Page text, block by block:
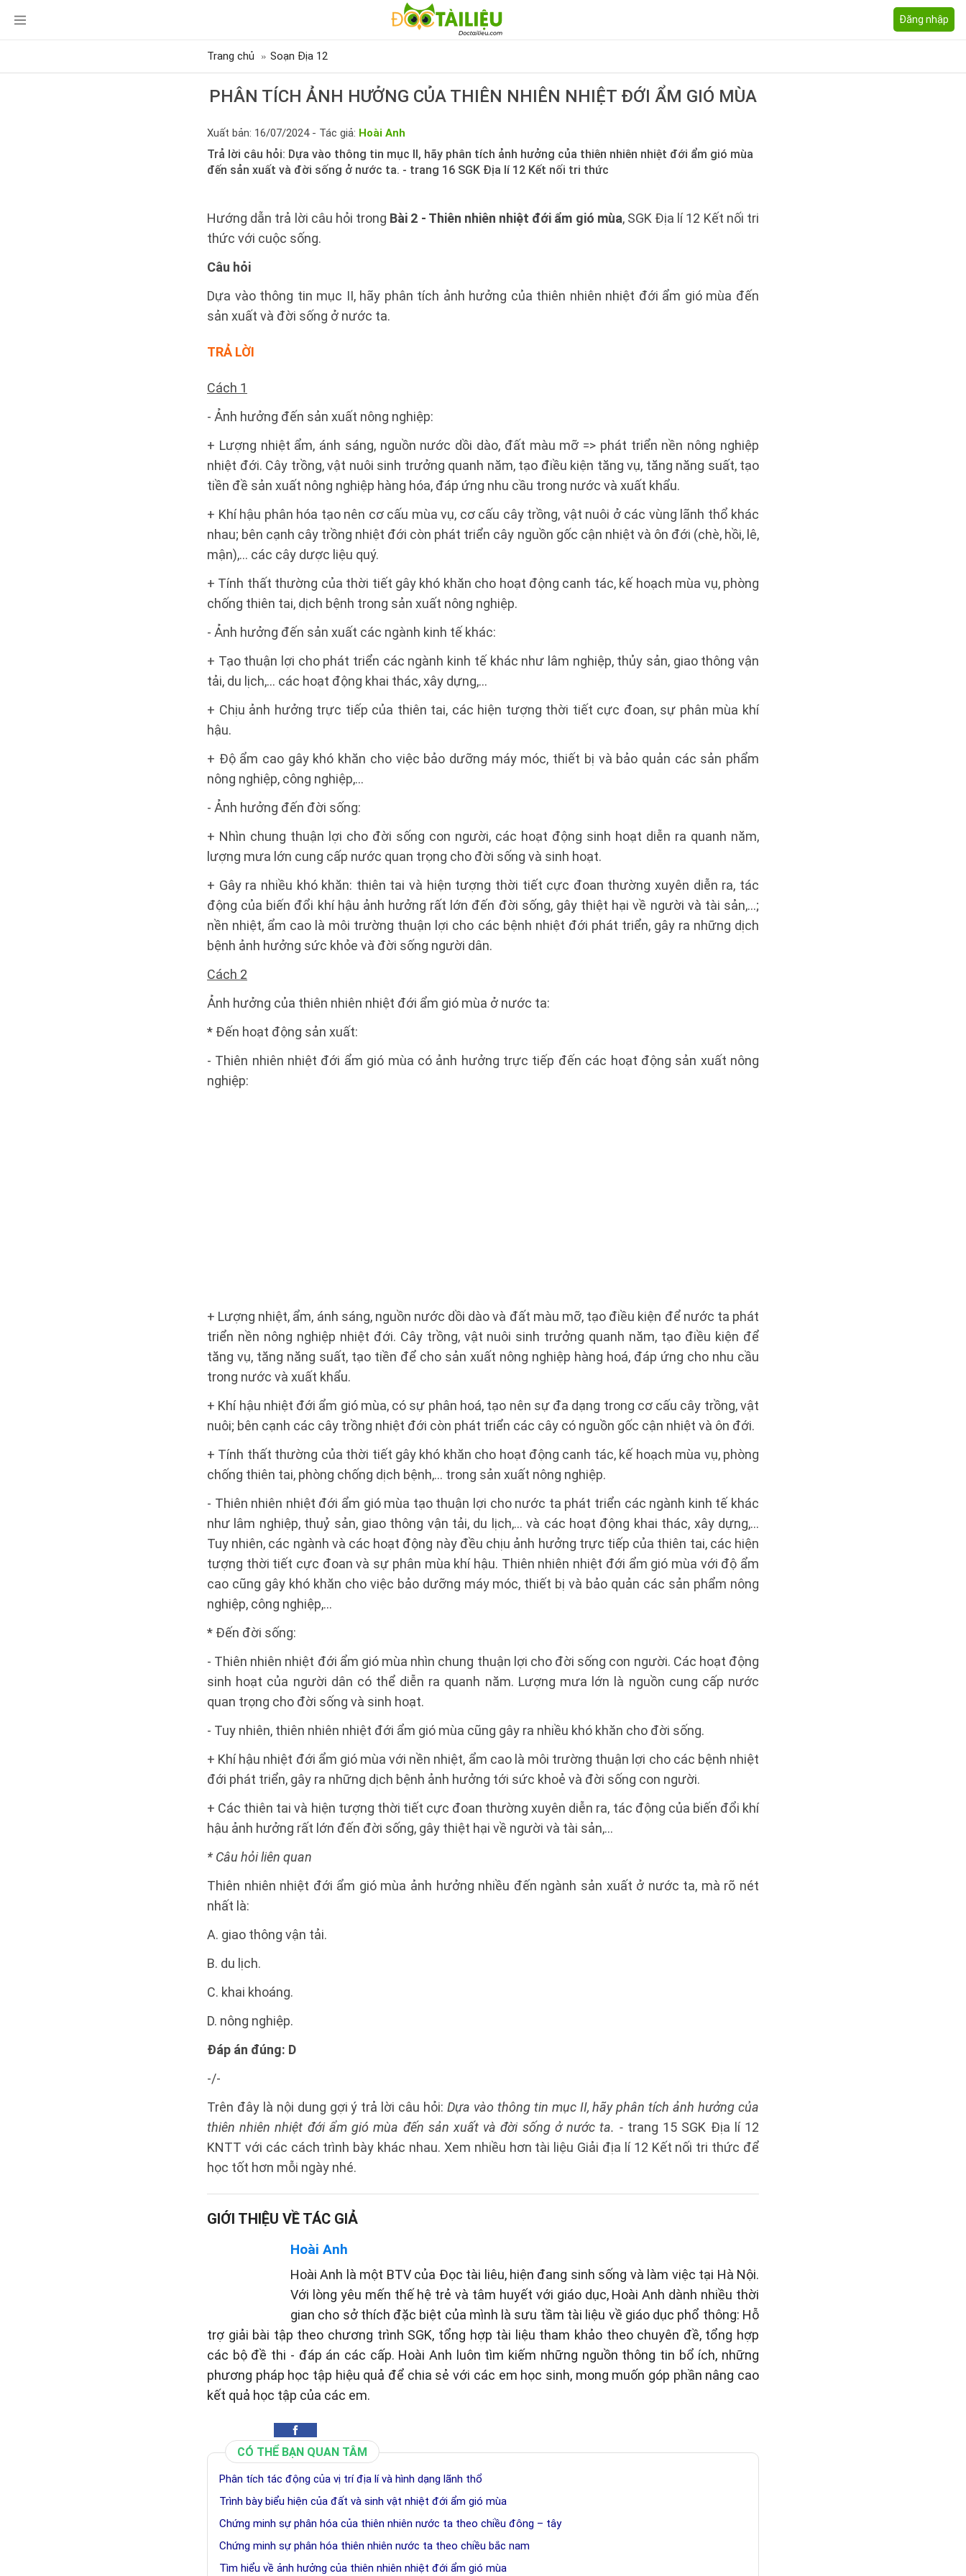
Đăng nhập
Trang chủ Soạn Địa 12
PHÂN TÍCH ẢNH HƯỞNG CỦA THIÊN NHIÊN NHIỆT ĐỚI ẨM GIÓ MÙA
Xuất bản: 16/07/2024 - Tác giả: Hoài Anh
Trả lời câu hỏi: Dựa vào thông tin mục II, hãy phân tích ảnh hưởng của thiên nhiên nhiệt đới ẩm gió mùa
đến sản xuất và đời sống ở nước ta. - trang 16 SGK Địa lí 12 Kết nối tri thức
Hướng dẫn trả lời câu hỏi trong Bài 2 - Thiên nhiên nhiệt đới ẩm gió mùa, SGK Địa lí 12 Kết nối tri
thức với cuộc sống.
Câu hỏi
Dựa vào thông tin mục II, hãy phân tích ảnh hưởng của thiên nhiên nhiệt đới ẩm gió mùa đến
sản xuất và đời sống ở nước ta.
TRẢ LỜI
Cách 1
- Ảnh hưởng đến sản xuất nông nghiệp:
+ Lượng nhiệt ẩm, ánh sáng, nguồn nước dồi dào, đất màu mỡ => phát triển nền nông nghiệp
nhiệt đới. Cây trồng, vật nuôi sinh trưởng quanh năm, tạo điều kiện tăng vụ, tăng năng suất, tạo
tiền đề sản xuất nông nghiệp hàng hóa, đáp ứng nhu cầu trong nước và xuất khẩu.
+ Khí hậu phân hóa tạo nên cơ cấu mùa vụ, cơ cấu cây trồng, vật nuôi ở các vùng lãnh thổ khác
nhau; bên cạnh cây trồng nhiệt đới còn phát triển cây nguồn gốc cận nhiệt và ôn đới (chè, hồi, lê,
mận),… các cây dược liệu quý.
+ Tính thất thường của thời tiết gây khó khăn cho hoạt động canh tác, kế hoạch mùa vụ, phòng
chống thiên tai, dịch bệnh trong sản xuất nông nghiệp.
- Ảnh hưởng đến sản xuất các ngành kinh tế khác:
+ Tạo thuận lợi cho phát triển các ngành kinh tế khác như lâm nghiệp, thủy sản, giao thông vận
tải, du lịch,… các hoạt động khai thác, xây dựng,…
+ Chịu ảnh hưởng trực tiếp của thiên tai, các hiện tượng thời tiết cực đoan, sự phân mùa khí
hậu.
+ Độ ẩm cao gây khó khăn cho việc bảo dưỡng máy móc, thiết bị và bảo quản các sản phẩm
nông nghiệp, công nghiệp,…
- Ảnh hưởng đến đời sống:
+ Nhìn chung thuận lợi cho đời sống con người, các hoạt động sinh hoạt diễn ra quanh năm,
lượng mưa lớn cung cấp nước quan trọng cho đời sống và sinh hoạt.
+ Gây ra nhiều khó khăn: thiên tai và hiện tượng thời tiết cực đoan thường xuyên diễn ra, tác
động của biến đổi khí hậu ảnh hưởng rất lớn đến đời sống, gây thiệt hại về người và tài sản,…;
nền nhiệt, ẩm cao là môi trường thuận lợi cho các bệnh nhiệt đới phát triển, gây ra những dịch
bệnh ảnh hưởng sức khỏe và đời sống người dân.
Cách 2
Ảnh hưởng của thiên nhiên nhiệt đới ẩm gió mùa ở nước ta:
* Đến hoạt động sản xuất:
- Thiên nhiên nhiệt đới ẩm gió mùa có ảnh hưởng trực tiếp đến các hoạt động sản xuất nông
nghiệp:
+ Lượng nhiệt, ẩm, ánh sáng, nguồn nước dồi dào và đất màu mỡ, tạo điều kiện để nước ta phát
triển nền nông nghiệp nhiệt đới. Cây trồng, vật nuôi sinh trưởng quanh năm, tạo điều kiện để
tăng vụ, tăng năng suất, tạo tiền để cho sản xuất nông nghiệp hàng hoá, đáp ứng cho nhu cầu
trong nước và xuất khẩu.
+ Khí hậu nhiệt đới ẩm gió mùa, có sự phân hoá, tạo nên sự đa dạng trong cơ cấu cây trồng, vật
nuôi; bên cạnh các cây trồng nhiệt đới còn phát triển các cây có nguồn gốc cận nhiệt và ôn đới.
+ Tính thất thường của thời tiết gây khó khăn cho hoạt động canh tác, kế hoạch mùa vụ, phòng
chống thiên tai, phòng chống dịch bệnh,... trong sản xuất nông nghiệp.
- Thiên nhiên nhiệt đới ẩm gió mùa tạo thuận lợi cho nước ta phát triển các ngành kinh tế khác
như lâm nghiệp, thuỷ sản, giao thông vận tải, du lịch,... và các hoạt động khai thác, xây dựng,...
Tuy nhiên, các ngành và các hoạt động này đều chịu ảnh hưởng trực tiếp của thiên tai, các hiện
tượng thời tiết cực đoan và sự phân mùa khí hậu. Thiên nhiên nhiệt đới ẩm gió mùa với độ ẩm
cao cũng gây khó khăn cho việc bảo dưỡng máy móc, thiết bị và bảo quản các sản phẩm nông
nghiệp, công nghiệp,...
* Đến đời sống:
- Thiên nhiên nhiệt đới ẩm gió mùa nhìn chung thuận lợi cho đời sống con người. Các hoạt động
sinh hoạt của người dân có thể diễn ra quanh năm. Lượng mưa lớn là nguồn cung cấp nước
quan trọng cho đời sống và sinh hoạt.
- Tuy nhiên, thiên nhiên nhiệt đới ẩm gió mùa cũng gây ra nhiều khó khăn cho đời sống.
+ Khí hậu nhiệt đới ẩm gió mùa với nền nhiệt, ẩm cao là môi trường thuận lợi cho các bệnh nhiệt
đới phát triển, gây ra những dịch bệnh ảnh hưởng tới sức khoẻ và đời sống con người.
+ Các thiên tai và hiện tượng thời tiết cực đoan thường xuyên diễn ra, tác động của biến đổi khí
hậu ảnh hưởng rất lớn đến đời sống, gây thiệt hại về người và tài sản,…
* Câu hỏi liên quan
Thiên nhiên nhiệt đới ẩm gió mùa ảnh hưởng nhiều đến ngành sản xuất ở nước ta, mà rõ nét
nhất là:
A. giao thông vận tải.
B. du lịch.
C. khai khoáng.
D. nông nghiệp.
Đáp án đúng: D
-/-
Trên đây là nội dung gợi ý trả lời câu hỏi: Dựa vào thông tin mục II, hãy phân tích ảnh hưởng của
thiên nhiên nhiệt đới ẩm gió mùa đến sản xuất và đời sống ở nước ta. - trang 15 SGK Địa lí 12
KNTT với các cách trình bày khác nhau. Xem nhiều hơn tài liệu Giải địa lí 12 Kết nối tri thức để
học tốt hơn mỗi ngày nhé.
GIỚI THIỆU VỀ TÁC GIẢ
Hoài Anh
Hoài Anh là một BTV của Đọc tài liêu, hiện đang sinh sống và làm việc tại Hà Nội.
Với lòng yêu mến thế hệ trẻ và tâm huyết với giáo dục, Hoài Anh dành nhiều thời
gian cho sở thích đặc biệt của mình là sưu tầm tài liệu về giáo dục phổ thông: Hỗ
trợ giải bài tập theo chương trình SGK, tổng hợp tài liệu tham khảo theo chuyên đề, tổng hợp
các bộ đề thi - đáp án các cấp. Hoài Anh luôn tìm kiếm những nguồn thông tin bổ ích, những
phương pháp học tập hiệu quả để chia sẻ với các em học sinh, mong muốn góp phần nâng cao
kết quả học tập của các em.
CÓ THỂ BẠN QUAN TÂM
Phân tích tác động của vị trí địa lí và hình dạng lãnh thổ
Trình bày biểu hiện của đất và sinh vật nhiệt đới ẩm gió mùa
Chứng minh sự phân hóa của thiên nhiên nước ta theo chiều đông – tây
Chứng minh sự phân hóa thiên nhiên nước ta theo chiều bắc nam
Tìm hiểu về ảnh hưởng của thiên nhiên nhiệt đới ẩm gió mùa